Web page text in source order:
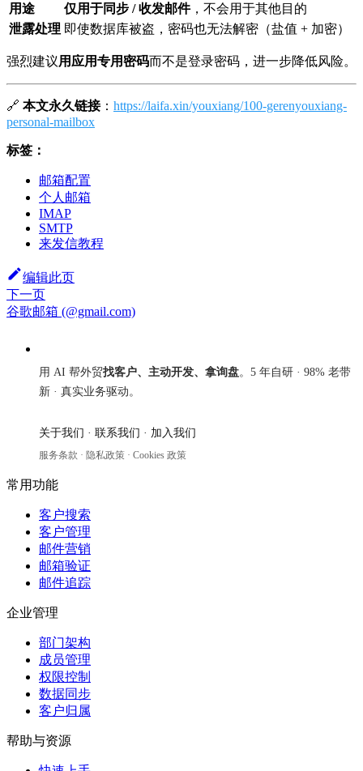
用途
仅用于同步 / 收发邮件，不会用于其他目的
泄露处理 即使数据库被盗，密码也无法解密（盐值 + 加密）
强烈建议用应用专用密码而不是登录密码，进一步降低风险。
🔗 本文永久链接： https://laifa.xin/youxiang/100-gerenyouxiang-
personal-mailbox
标签：
邮箱配置
个人邮箱
IMAP
SMTP
来发信教程
编辑此页
下一页
谷歌邮箱 (@gmail.com)
用 AI 帮外贸找客户、主动开发、拿询盘。5 年自研 · 98% 老带
新 · 真实业务驱动。
关于我们 · 联系我们 · 加入我们
服务条款 · 隐私政策 · Cookies 政策
常用功能
客户搜索
客户管理
邮件营销
邮箱验证
邮件追踪
企业管理
部门架构
成员管理
权限控制
数据同步
客户归属
帮助与资源